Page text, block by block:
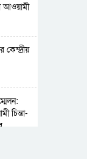
আওয়ামী
কেন্দ্রীয়
চিন্তা-